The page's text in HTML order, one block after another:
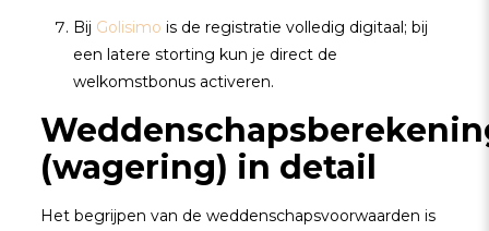
Bij Golisimo is de registratie volledig digitaal; bij
een latere storting kun je direct de
welkomstbonus activeren.
(wagering) in detail
Het begrijpen van de weddenschapsvoorwaarden is